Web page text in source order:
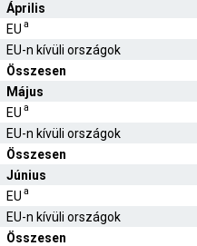
Április
EU a
EU-n kívüli országok
Összesen
Május
EU a
EU-n kívüli országok
Összesen
Június
EU a
EU-n kívüli országok
Összesen